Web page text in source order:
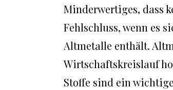
Minderwertiges, dass
Fehlschluss, wenn es
Altmetalle enthält.
Wirtschaftskreislauf
Stoffe sind ein